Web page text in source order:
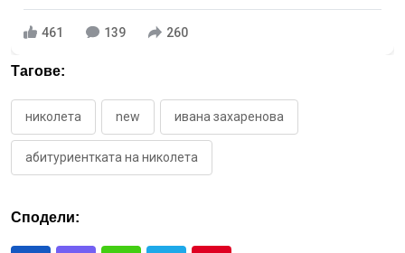
461 139 260
Тагове:
николета new ивана захаренова
абитуриентката на николета
Сподели: